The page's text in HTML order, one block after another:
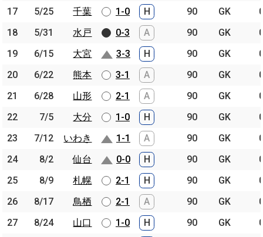
17
5/25 千葉 1-0 H 90 GK
18
5/31 水戸 0-3 A 90 GK
19
6/15 大宮 3-3 H 90 GK
20
6/22 熊本 3-1 A 90 GK
21
6/28 山形 2-1 A 90 GK
22
7/5 大分 1-0 H 90 GK
23
7/12 いわき 1-1 A 90 GK
24
8/2 仙台 0-0 H 90 GK
25
8/9 札幌 2-1 H 90 GK
26
8/17 鳥栖 2-1 A 90 GK
27
8/24 山口 1-0 H 90 GK
17
5/25
千葉
18
5/31
水戸
19
6/15
大宮
20
6/22
熊本
21
6/28
山形
22
7/5
大分
23
7/12
いわき
24
8/2
仙台
25
8/9
札幌
26
8/17
鳥栖
27
8/24
山口